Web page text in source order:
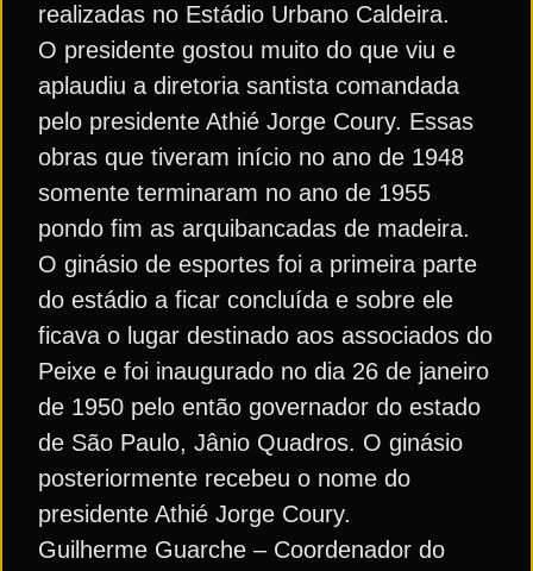
realizadas no Estádio Urbano Caldeira.
O presidente gostou muito do que viu e
aplaudiu a diretoria santista comandada
pelo presidente Athié Jorge Coury. Essas
obras que tiveram início no ano de 1948
somente terminaram no ano de 1955
pondo fim as arquibancadas de madeira.
O ginásio de esportes foi a primeira parte
do estádio a ficar concluída e sobre ele
ficava o lugar destinado aos associados do
Peixe e foi inaugurado no dia 26 de janeiro
de 1950 pelo então governador do estado
de São Paulo, Jânio Quadros. O ginásio
posteriormente recebeu o nome do
presidente Athié Jorge Coury.
Guilherme Guarche – Coordenador do